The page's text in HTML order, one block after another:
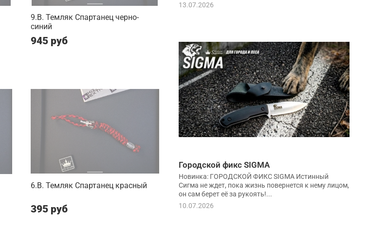
9.B. Темляк Спартанец черно-
синий
945 руб
6.B. Темляк Спартанец красный
395 руб
13.07.2026
Городской фикс SIGMA
Новинка: ГОРОДСКОЙ ФИКС SIGMA Истинный
Сигма не ждет, пока жизнь повернется к нему лицом,
он сам берет её за рукоять!...
10.07.2026